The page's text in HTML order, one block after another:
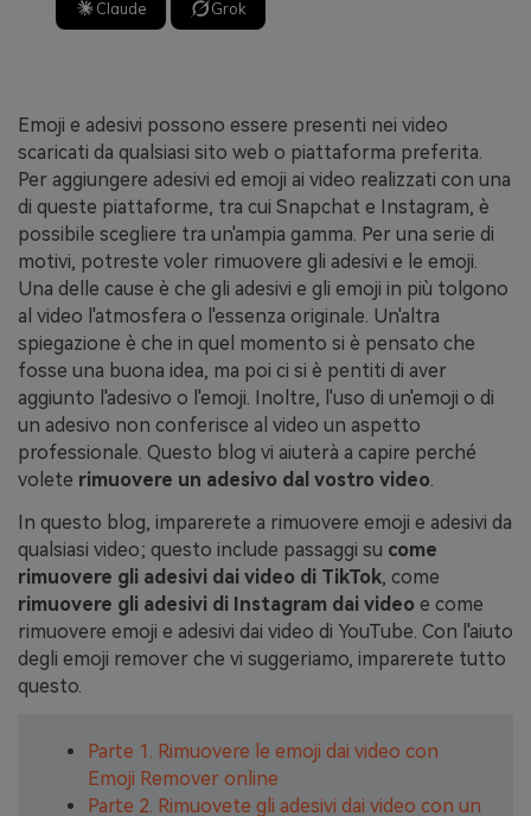
Claude Grok
Emoji e adesivi possono essere presenti nei video
scaricati da qualsiasi sito web o piattaforma preferita.
Per aggiungere adesivi ed emoji ai video realizzati con una
di queste piattaforme, tra cui Snapchat e Instagram, è
possibile scegliere tra un'ampia gamma. Per una serie di
motivi, potreste voler rimuovere gli adesivi e le emoji.
Una delle cause è che gli adesivi e gli emoji in più tolgono
al video l'atmosfera o l'essenza originale. Un'altra
spiegazione è che in quel momento si è pensato che
fosse una buona idea, ma poi ci si è pentiti di aver
aggiunto l'adesivo o l'emoji. Inoltre, l'uso di un'emoji o di
un adesivo non conferisce al video un aspetto
professionale. Questo blog vi aiuterà a capire perché
volete rimuovere un adesivo dal vostro video
In questo blog, imparerete a rimuovere emoji e adesivi da
qualsiasi video; questo include passaggi su come
rimuovere gli adesivi dai video di TikTok, come
rimuovere gli adesivi di Instagram dai video e come
rimuovere emoji e adesivi dai video di YouTube. Con l'aiuto
degli emoji remover che vi suggeriamo, imparerete tutto
questo.
Parte 1. Rimuovere le emoji dai video con
Emoji Remover online
Parte 2. Rimuovete gli adesivi dai video con un